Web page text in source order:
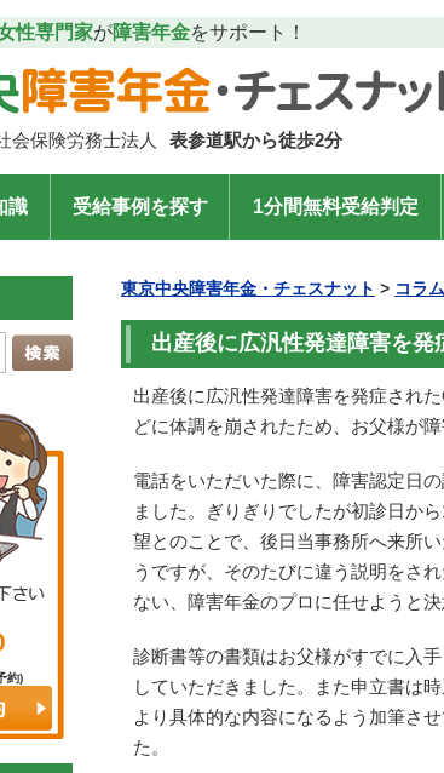
性専門家が障害年金をサポート！
会保険労務士法人 表参道駅から徒歩2分
識 受給事例を探す 1分間無料受給判定
東京中央障害年金・チェスナット > コラム
出産後に広汎性発達障害を発
出産後に広汎性発達障害を発症され
どに体調を崩されたため、お父様が
電話をいただいた際に、障害認定日
ました。ぎりぎりでしたが初診日か
望とのことで、後日当事務所へ来所
うですが、そのたびに違う説明をさ
ない、障害年金のプロに任せようと
診断書等の書類はお父様がすでに入
していただきました。また申立書は
より具体的な内容になるよう加筆さ
た。
約)